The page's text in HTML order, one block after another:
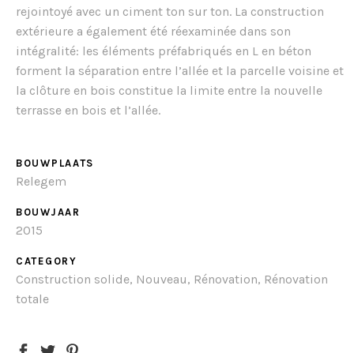
rejointoyé avec un ciment ton sur ton. La construction
extérieure a également été réexaminée dans son
intégralité: les éléments préfabriqués en L en béton
forment la séparation entre l’allée et la parcelle voisine et
la clôture en bois constitue la limite entre la nouvelle
terrasse en bois et l’allée.
BOUWPLAATS
Relegem
BOUWJAAR
2015
CATEGORY
Construction solide, Nouveau, Rénovation, Rénovation
totale